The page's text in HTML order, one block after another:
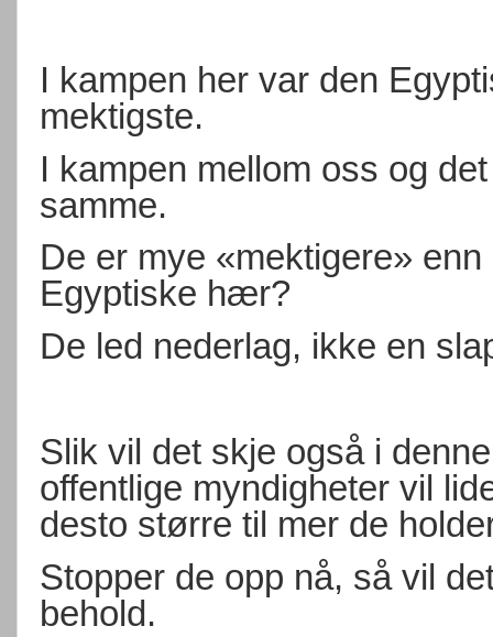
I kampen her var den
mektigste.
I kampen mellom oss og
samme.
De er mye «mektigere»
Egyptiske hær?
De led nederlag, ikke en
Slik vil det skje også i
offentlige myndigheter vil
desto større til mer de
Stopper de opp nå, så vil
behold.